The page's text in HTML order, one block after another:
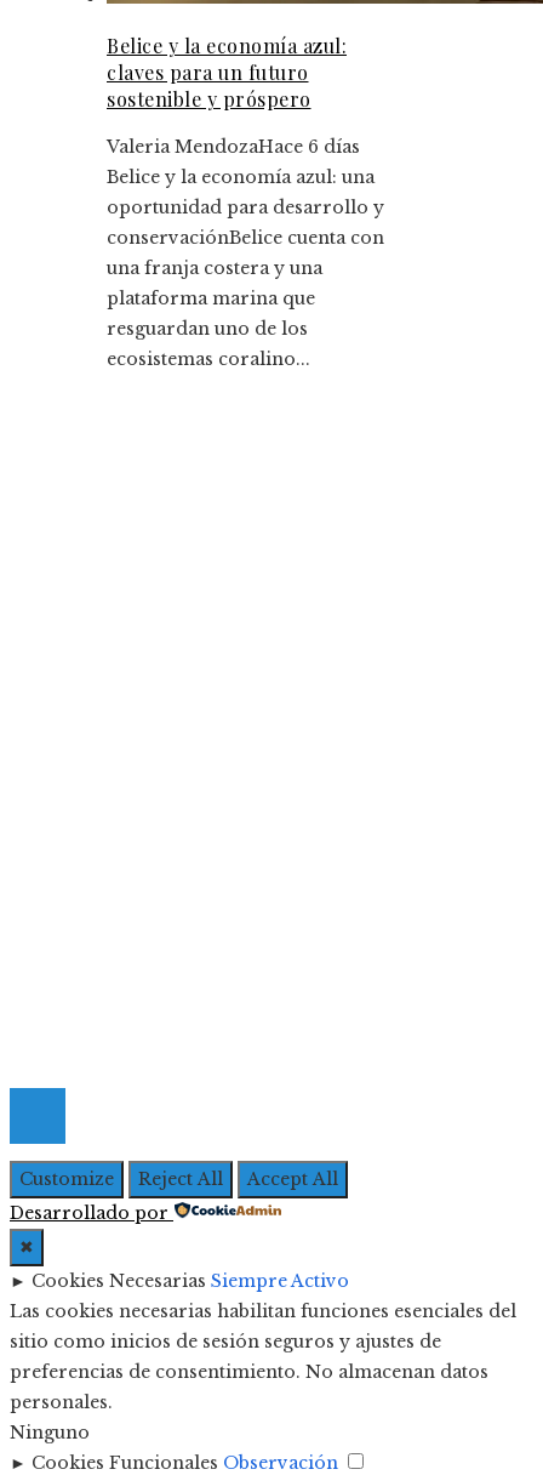
Belice y la economía azul:
claves para un futuro
sostenible y próspero
Valeria MendozaHace 6 días
Belice y la economía azul: una
oportunidad para desarrollo y
conservaciónBelice cuenta con
una franja costera y una
plataforma marina que
resguardan uno de los
ecosistemas coralino...
Customize Reject All
Accept All
Desarrollado por
✖
► Cookies Necesarias Siempre Activo
Las cookies necesarias habilitan funciones esenciales del
sitio como inicios de sesión seguros y ajustes de
preferencias de consentimiento. No almacenan datos
personales.
Ninguno
► Cookies Funcionales Observación